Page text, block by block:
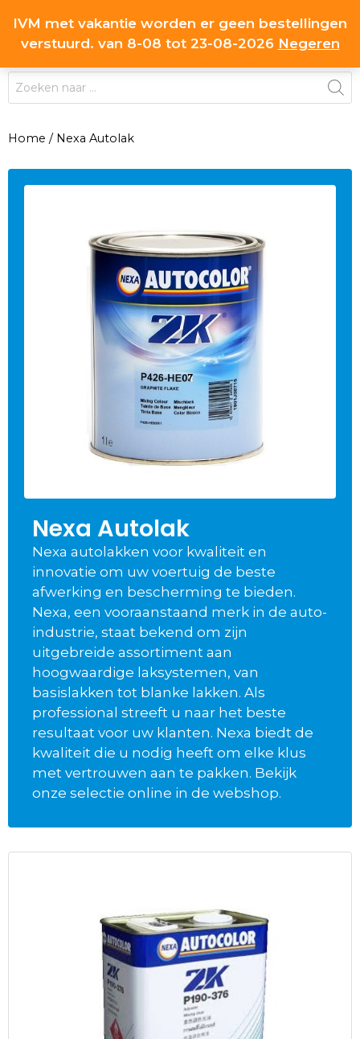
IVM met vakantie worden er geen bestellingen
verstuurd. van 8-08 tot 23-08-2026 Negeren
naar
inhoud
0 MENU
Producten
zoeken
Home / Nexa Autolak
Nexa Autolak
Nexa autolakken voor kwaliteit en
innovatie om uw voertuig de beste
afwerking en bescherming te bieden.
Nexa, een vooraanstaand merk in de auto-
industrie, staat bekend om zijn
uitgebreide assortiment aan
hoogwaardige laksystemen, van
basislakken tot blanke lakken. Als
professional streeft u naar het beste
resultaat voor uw klanten. Nexa biedt de
kwaliteit die u nodig heeft om elke klus
met vertrouwen aan te pakken. Bekijk
onze selectie online in de webshop.